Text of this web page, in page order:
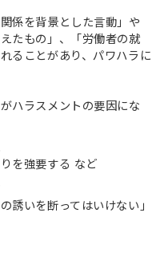
係を背景とした言動」や
たもの」、「労働者の就
ることがあり、パワハラに
ハラスメントの要因にな
を強要する など
誘いを断ってはいけない」